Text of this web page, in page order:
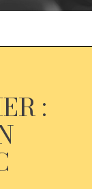
: